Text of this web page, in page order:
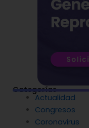
Categorías
Actualidad
Congresos
Coronavirus